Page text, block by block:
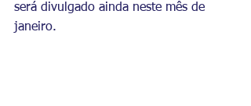
será divulgado ainda neste mês de
janeiro.